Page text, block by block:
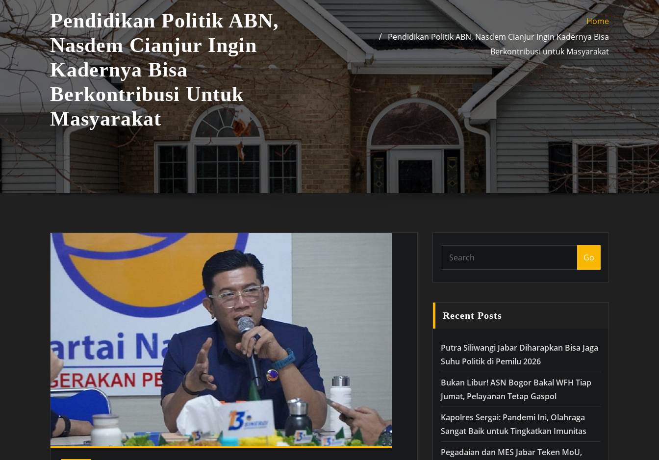
Pendidikan Politik ABN,
Nasdem Cianjur Ingin
Kadernya Bisa
Berkontribusi Untuk
Masyarakat
Home
Pendidikan Politik ABN, Nasdem Cianjur Ingin Kadernya Bisa
Berkontribusi untuk Masyarakat
Go
Recent Posts
Putra Siliwangi Jabar Diharapkan Bisa Jaga
Suhu Politik di Pemilu 2026
Bukan Libur! ASN Bogor Bakal WFH Tiap
Jumat, Pelayanan Tetap Gaspol
Kapolres Sergai: Pandemi Ini, Olahraga
Sangat Baik untuk Tingkatkan Imunitas
Pegadaian dan MES Jabar Teken MoU,